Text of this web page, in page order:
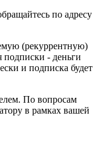
по адресу
(рекуррентную)
подписки - деньги
и подписка будет
По вопросам
в рамках вашей